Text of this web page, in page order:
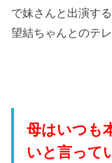
で妹さんと出演す
望結ちゃんとのテ
母はいつも
いと言って